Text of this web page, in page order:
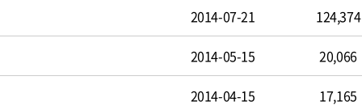
2014-07-21 124,374
2014-05-15 20,066
2014-04-15 17,165